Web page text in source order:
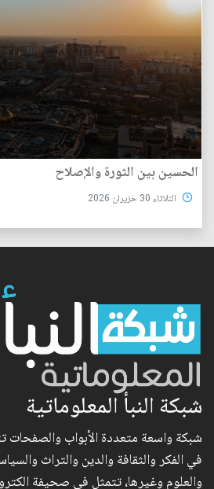
الحسين بين الثورة والإصلاح
الثلاثاء 30 حزيران 2026
شبكة النبأ المعلوماتية
شبكة واسعة متعددة الأبواب
في الفكر والثقافة والدين والتراث
والعلوم وغيرها، تتمثل في صحيفة